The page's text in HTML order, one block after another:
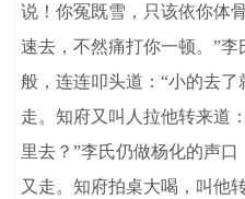
说！你冤既雪，只该依你体
速去，不然痛打你一顿。”
般，连连叩头道：“小的去
走。知府又叫人拉他转来道
里去？”李氏仍做杨化的声
又走。知府拍桌大喝，叫他